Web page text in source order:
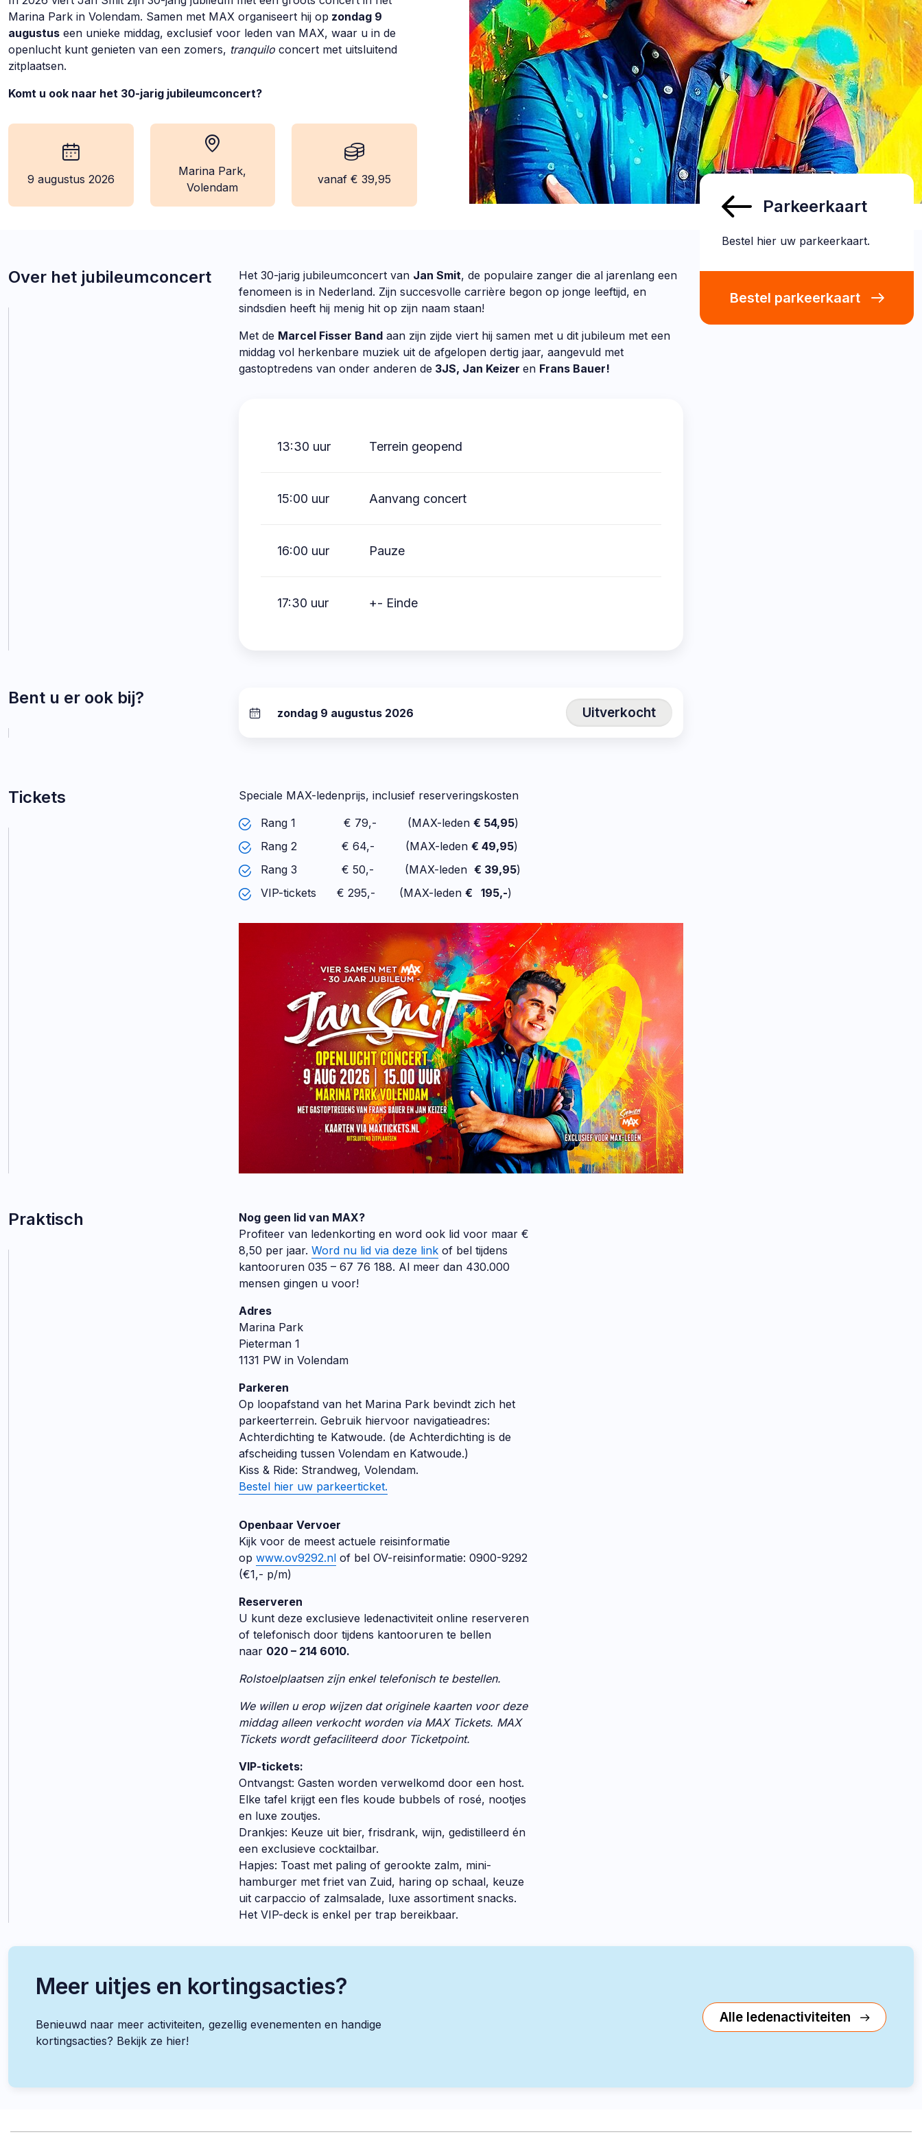
Marina Park in Volendam. Samen met MAX organiseert hij op zondag 9
augustus een unieke middag, exclusief voor leden van MAX, waar u in de
openlucht kunt genieten van een zomers, tranquilo concert met uitsluitend
zitplaatsen.
Komt u ook naar het 30-jarig jubileumconcert?
wanneer:
9 augustus 2026 locatie:
Marina Park,
Volendam
vanaf € 39,95
Over het jubileumconcert Het 30-jarig jubileumconcert van Jan Smit, de populaire zanger die al jarenlang een
fenomeen is in Nederland. Zijn succesvolle carrière begon op jonge leeftijd, en
sindsdien heeft hij menig hit op zijn naam staan!
Met de Marcel Fisser Band aan zijn zijde viert hij samen met u dit jubileum met een
middag vol herkenbare muziek uit de afgelopen dertig jaar, aangevuld met
gastoptredens van onder anderen de 3JS, Jan Keizer en Frans Bauer!
13:30 uur Terrein geopend
15:00 uur Aanvang concert
16:00 uur Pauze
17:30 uur +- Einde
Bent u er ook bij?
datum:
zondag 9 augustus 2026 Uitverkocht
Tickets
Speciale MAX-ledenprijs, inclusief reserveringskosten
Rang 1 € 79,- (MAX-leden € 54,95)
Rang 2 € 64,- (MAX-leden € 49,95)
Rang 3 € 50,- (MAX-leden € 39,95)
VIP-tickets € 295,- (MAX-leden € 195,-)
Praktisch
Nog geen lid van MAX?
Profiteer van ledenkorting en word ook lid voor maar €
8,50 per jaar. Word nu lid via deze link of bel tijdens
kantooruren 035 – 67 76 188. Al meer dan 430.000
mensen gingen u voor!
Adres
Marina Park
Pieterman 1
1131 PW in Volendam
Parkeren
Op loopafstand van het Marina Park bevindt zich het
parkeerterrein. Gebruik hiervoor navigatieadres:
Achterdichting te Katwoude. (de Achterdichting is de
afscheiding tussen Volendam en Katwoude.)
Kiss & Ride: Strandweg, Volendam.
Bestel hier uw parkeerticket.
Openbaar Vervoer
Kijk voor de meest actuele reisinformatie
op www.ov9292.nl of bel OV-reisinformatie: 0900-9292
(€1,- p/m)
Reserveren
U kunt deze exclusieve ledenactiviteit online reserveren
of telefonisch door tijdens kantooruren te bellen
naar 020 – 214 6010.
Rolstoelplaatsen zijn enkel telefonisch te bestellen.
We willen u erop wijzen dat originele kaarten voor deze
middag alleen verkocht worden via MAX Tickets. MAX
Tickets wordt gefaciliteerd door Ticketpoint.
VIP-tickets:
Ontvangst: Gasten worden verwelkomd door een host.
Elke tafel krijgt een fles koude bubbels of rosé, nootjes
en luxe zoutjes.
Drankjes: Keuze uit bier, frisdrank, wijn, gedistilleerd én
een exclusieve cocktailbar.
Hapjes: Toast met paling of gerookte zalm, mini-
hamburger met friet van Zuid, haring op schaal, keuze
uit carpaccio of zalmsalade, luxe assortiment snacks.
Het VIP-deck is enkel per trap bereikbaar.
Parkeerkaart
Bestel hier uw parkeerkaart.
Bestel parkeerkaart
Meer uitjes en kortingsacties?
Benieuwd naar meer activiteiten, gezellig evenementen en handige
kortingsacties? Bekijk ze hier!
Alle ledenactiviteiten